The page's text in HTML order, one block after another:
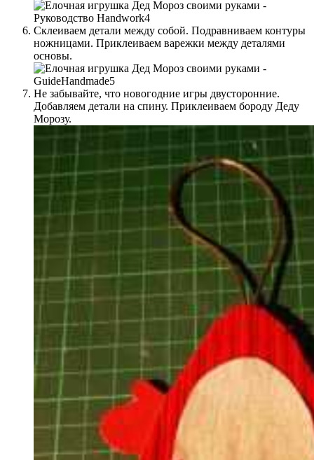
Склеиваем детали между собой. Подравниваем контуры
ножницами. Приклеиваем варежки между деталями
основы.
Не забывайте, что новогодние игры двусторонние.
Добавляем детали на спину. Приклеиваем бороду Деду
Морозу.